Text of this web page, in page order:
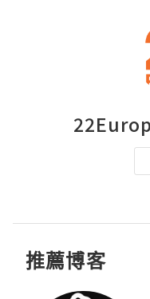
推薦博客